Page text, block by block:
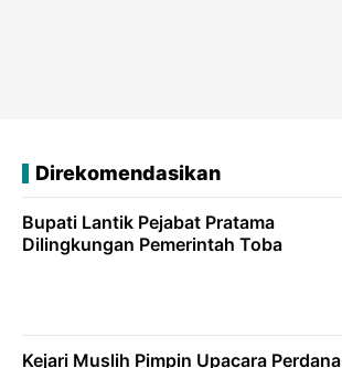
Direkomendasikan
Bupati Lantik Pejabat Pratama
Dilingkungan Pemerintah Toba
Kejari Muslih Pimpin Upacara Perdana